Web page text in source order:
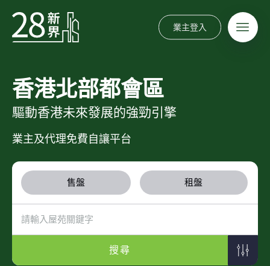
業主登入
香港北部都會區
驅動香港未來發展的強勁引擎
業主及代理免費自讓平台
售盤 租盤
搜尋